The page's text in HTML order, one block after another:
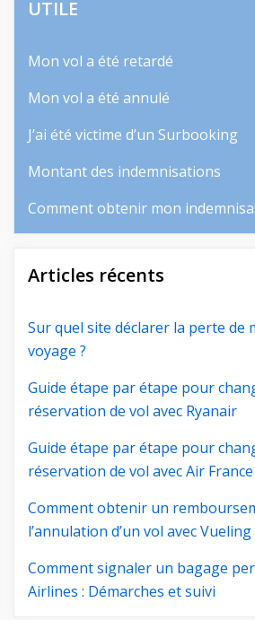
UTILE
Mon vol a été retardé
Mon vol a été annulé
J’ai été victime d’un Surbooking
Montant des indemnisations
Comment obtenir mon
Articles récents
Sur quel site déclarer la perte de
voyage ?
Guide étape par étape pour
réservation de vol avec Ryanair
Guide étape par étape pour
réservation de vol avec Air France
Comment obtenir un
l’annulation d’un vol avec Vueling
Comment signaler un bagage
Airlines : Démarches et suivi